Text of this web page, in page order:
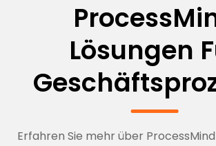
Lösungen
Erfahren Sie mehr über